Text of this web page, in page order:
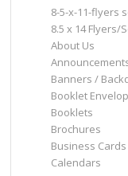
8-5-x-11-flyers
8.5 x 14 Flyers/
About Us
Banners /
Booklet
Booklets
Brochures
Business Cards
Calendars